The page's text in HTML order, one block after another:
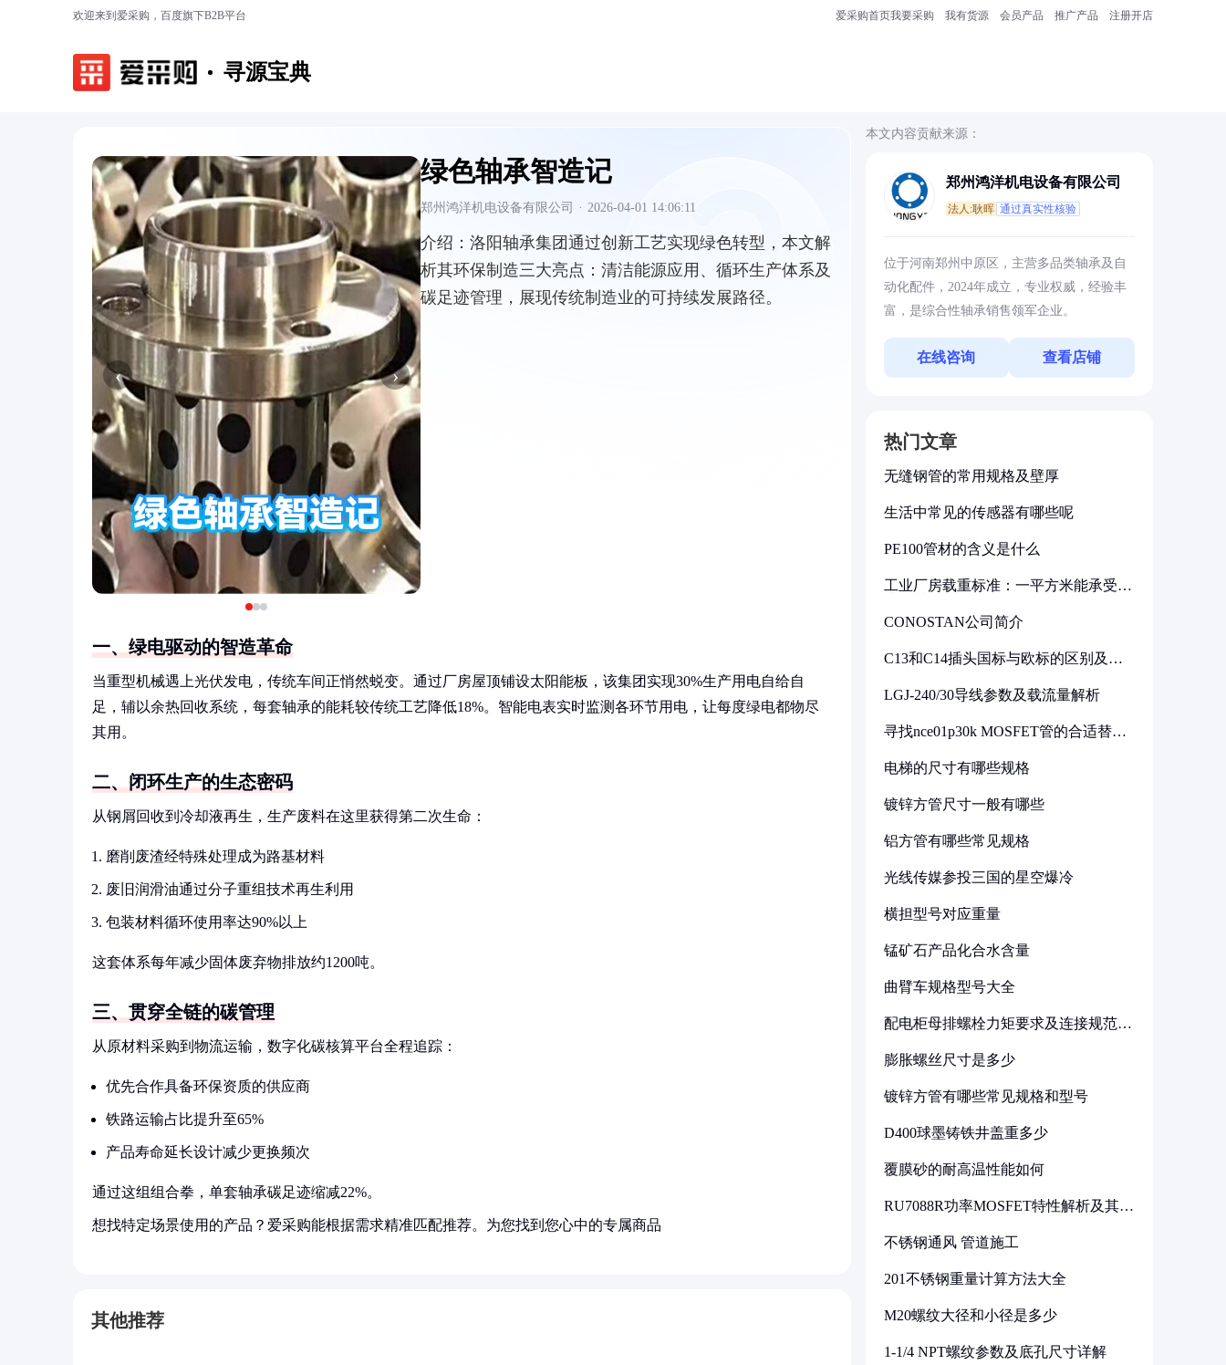
欢迎来到爱采购，百度旗下B2B平台 爱采购首页我要采购 我有货源 会员产品 推广产品 注册开店
寻源宝典
‹ ›
绿色轴承智造记
郑州鸿洋机电设备有限公司 · 2026-04-01 14:06:11
介绍： 洛阳轴承集团通过创新工艺实现绿色转型，本文解
析其环保制造三大亮点：清洁能源应用、循环生产体系及
碳足迹管理，展现传统制造业的可持续发展路径。
一、绿电驱动的智造革命
当重型机械遇上光伏发电，传统车间正悄然蜕变。通过厂房屋顶铺设太阳能板，该集团实现30%生产用电自给自
足，辅以余热回收系统，每套轴承的能耗较传统工艺降低18%。智能电表实时监测各环节用电，让每度绿电都物尽
其用。
二、闭环生产的生态密码
从钢屑回收到冷却液再生，生产废料在这里获得第二次生命：
磨削废渣经特殊处理成为路基材料
废旧润滑油通过分子重组技术再生利用
包装材料循环使用率达90%以上
这套体系每年减少固体废弃物排放约1200吨。
三、贯穿全链的碳管理
从原材料采购到物流运输，数字化碳核算平台全程追踪：
优先合作具备环保资质的供应商
铁路运输占比提升至65%
产品寿命延长设计减少更换频次
通过这组组合拳，单套轴承碳足迹缩减22%。
想找特定场景使用的产品？爱采购能根据需求精准匹配推荐。为您找到您心中的专属商品
其他推荐
本文内容贡献来源：
郑州鸿洋机电设备有限公司
法人:耿晖 通过真实性核验
位于河南郑州中原区，主营多品类轴承及自
动化配件，2024年成立，专业权威，经验丰
富，是综合性轴承销售领军企业。
在线咨询 查看店铺
热门文章
无缝钢管的常用规格及壁厚
生活中常见的传感器有哪些呢
PE100管材的含义是什么
工业厂房载重标准：一平方米能承受多
CONOSTAN公司简介
C13和C14插头国标与欧标的区别及其
LGJ-240/30导线参数及载流量解析
寻找nce01p30k MOSFET管的合适替代
电梯的尺寸有哪些规格
镀锌方管尺寸一般有哪些
铝方管有哪些常见规格
光线传媒参投三国的星空爆冷
横担型号对应重量
锰矿石产品化合水含量
曲臂车规格型号大全
配电柜母排螺栓力矩要求及连接规范详
膨胀螺丝尺寸是多少
镀锌方管有哪些常见规格和型号
D400球墨铸铁井盖重多少
覆膜砂的耐高温性能如何
RU7088R功率MOSFET特性解析及其在
不锈钢通风 管道施工
201不锈钢重量计算方法大全
M20螺纹大径和小径是多少
1-1/4 NPT螺纹参数及底孔尺寸详解